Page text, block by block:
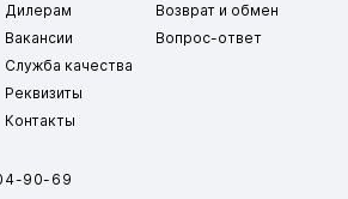
Дилерам
Вакансии
Служба качества
Реквизиты
Контакты
Возврат и обмен
Вопрос-ответ
90-69